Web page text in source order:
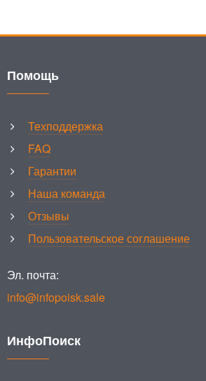
Помощь
Техподдержка
FAQ
Гарантии
Наша команда
Отзывы
Пользовательское соглашение
Эл. почта:
info@infopoisk.sale
ИнфоПоиск